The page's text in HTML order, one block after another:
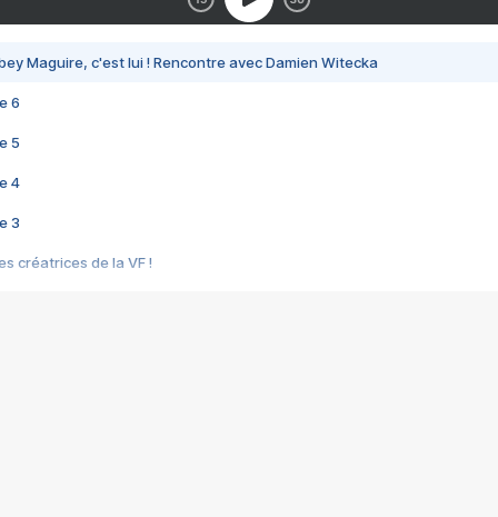
Maguire, c'est lui ! Rencontre avec Damien Witecka
6
5
4
3
créatrices de la VF !